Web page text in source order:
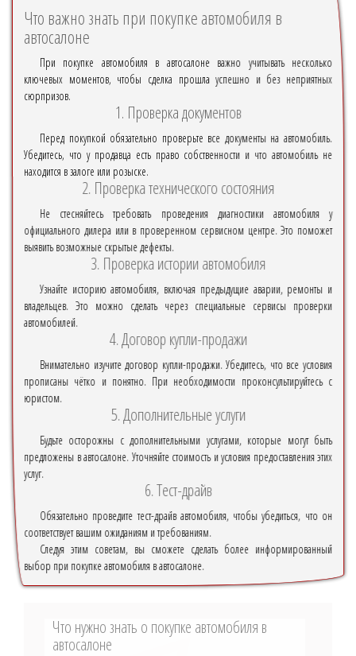
Что важно знать при покупке автомобиля в
автосалоне
При покупке автомобиля в автосалоне важно учитывать несколько
ключевых моментов, чтобы сделка прошла успешно и без неприятных
сюрпризов.
1. Проверка документов
Перед покупкой обязательно проверьте все документы на автомобиль.
Убедитесь, что у продавца есть право собственности и что автомобиль не
находится в залоге или розыске.
2. Проверка технического состояния
Не стесняйтесь требовать проведения диагностики автомобиля у
официального дилера или в проверенном сервисном центре. Это поможет
выявить возможные скрытые дефекты.
3. Проверка истории автомобиля
Узнайте историю автомобиля, включая предыдущие аварии, ремонты и
владельцев. Это можно сделать через специальные сервисы проверки
автомобилей.
4. Договор купли-продажи
Внимательно изучите договор купли-продажи. Убедитесь, что все условия
прописаны чётко и понятно. При необходимости проконсультируйтесь с
юристом.
5. Дополнительные услуги
Будьте осторожны с дополнительными услугами, которые могут быть
предложены в автосалоне. Уточняйте стоимость и условия предоставления этих
услуг.
6. Тест-драйв
Обязательно проведите тест-драйв автомобиля, чтобы убедиться, что он
соответствует вашим ожиданиям и требованиям.
Следуя этим советам, вы сможете сделать более информированный
выбор при покупке автомобиля в автосалоне.
Что нужно знать о покупке автомобиля в
автосалоне